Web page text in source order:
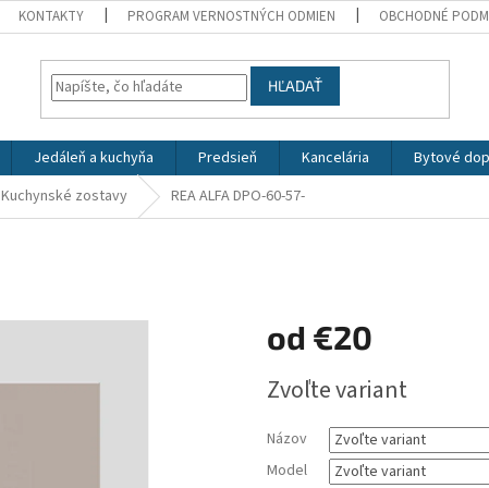
KONTAKTY PROGRAM VERNOSTNÝCH ODMIEN OBCHODNÉ
HĽADAŤ
Jedáleň a kuchyňa Predsieň Kancelária Bytové
Kuchynské zostavy REA ALFA DPO-60-57-
od €20
cena:
Zvoľte variant
Názov
Model